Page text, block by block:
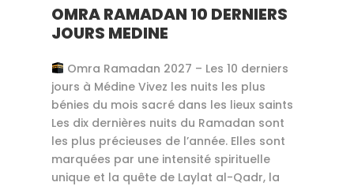
OMRA RAMADAN 10 DERNIERS
JOURS MEDINE
Omra Ramadan 2027 – Les 10 derniers
jours à Médine Vivez les nuits les plus
bénies du mois sacré dans les lieux saints
Les dix dernières nuits du Ramadan sont
les plus précieuses de l’année. Elles sont
marquées par une intensité spirituelle
unique et la quête de Laylat al-Qadr, la